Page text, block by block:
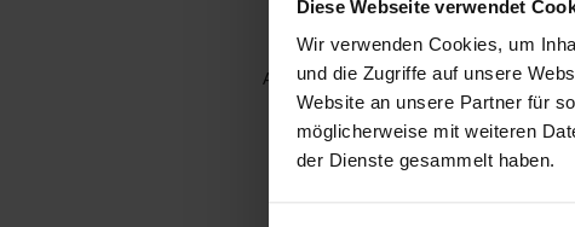
Diese Webseite verwendet
Wir verwenden Cookies, um
und die Zugriffe auf unsere
Website an unsere Partner für
möglicherweise mit weiteren
der Dienste gesammelt haben.
Application error: a client-side